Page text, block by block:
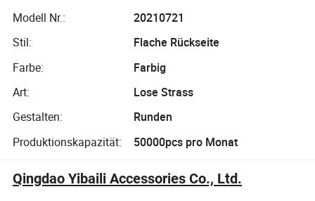
Modell Nr.:
20210721
Stil:
Flache Rückseite
Farbe:
Farbig
Art:
Lose Strass
Gestalten:
Runden
Produktionskapazität:
50000pcs pro Monat
Qingdao Yibaili Accessories Co., Ltd.